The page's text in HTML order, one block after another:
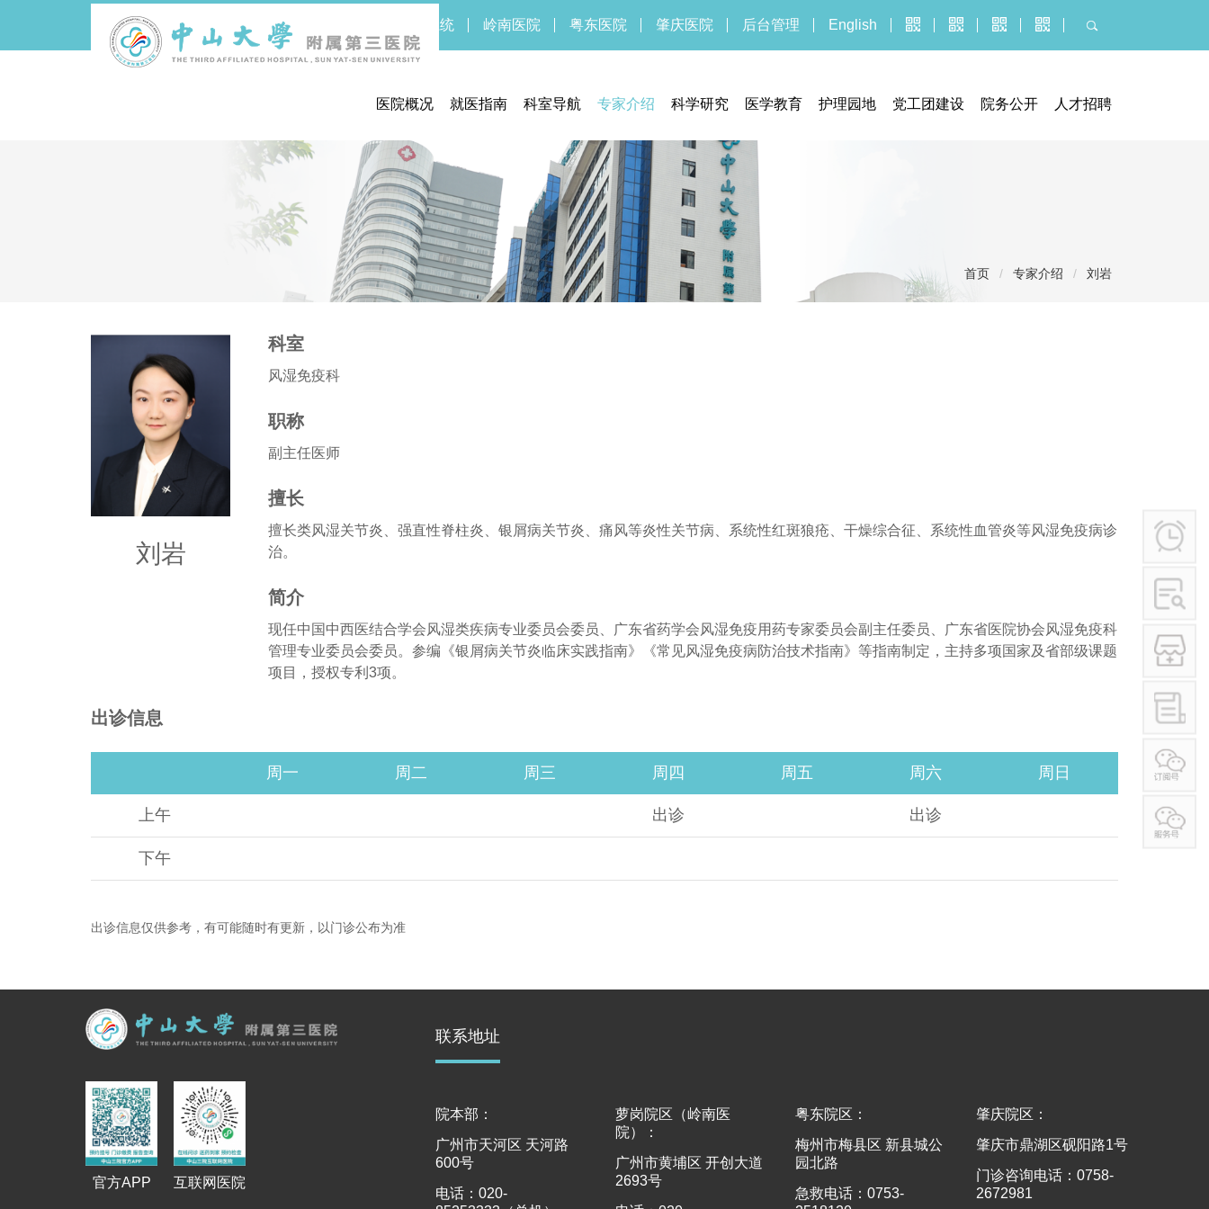
新OA系统 岭南医院 粤东医院 肇庆医院 后台管理 English
医院概况
医院领导
医院文化
医院新闻
医疗设备
期刊中心
就医指南
住院指南
交通信息
联系方式
体检须知
科室导航 专家介绍 科学研究
医学伦理委员会
实验医学部
期刊中心
医学教育 护理园地 党工团建设 院务公开
社会捐赠
人才招聘
首页 / 专家介绍 / 刘岩
刘岩
科室
风湿免疫科
职称
副主任医师
擅长
擅长类风湿关节炎、强直性脊柱炎、银屑病关节炎、痛风等炎性关节病、系统性红斑狼疮、干燥综合征、系统性血管炎等风湿免疫病诊
治。
简介
现任中国中西医结合学会风湿类疾病专业委员会委员、广东省药学会风湿免疫用药专家委员会副主任委员、广东省医院协会风湿免疫科
管理专业委员会委员。参编《银屑病关节炎临床实践指南》《常见风湿免疫病防治技术指南》等指南制定，主持多项国家及省部级课题
项目，授权专利3项。
出诊信息
周一 周二 周三 周四 周五 周六 周日
上午 出诊 出诊
下午
出诊信息仅供参考，有可能随时有更新，以门诊公布为准
官方APP 互联网医院
联系地址
院本部：
广州市天河区 天河路
600号
电话：020-
萝岗院区（岭南医
院）：
广州市黄埔区 开创大道
2693号
粤东院区：
梅州市梅县区 新县城公
园北路
急救电话：0753-
肇庆院区：
肇庆市鼎湖区砚阳路1号
门诊咨询电话：0758-
2672981